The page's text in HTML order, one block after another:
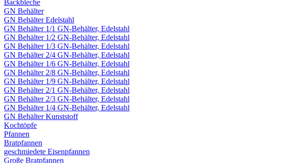
Backbleche
GN Behälter
GN Behälter Edelstahl
GN Behälter 1/1 GN-Behälter, Edelstahl
GN Behälter 1/2 GN-Behälter, Edelstahl
GN Behälter 1/3 GN-Behälter, Edelstahl
GN Behälter 2/4 GN-Behälter, Edelstahl
GN Behälter 1/6 GN-Behälter, Edelstahl
GN Behälter 2/8 GN-Behälter, Edelstahl
GN Behälter 1/9 GN-Behälter, Edelstahl
GN Behälter 2/1 GN-Behälter, Edelstahl
GN Behälter 2/3 GN-Behälter, Edelstahl
GN Behälter 1/4 GN-Behälter, Edelstahl
GN Behälter Kunststoff
Kochtöpfe
Pfannen
Bratpfannen
geschmiedete Eisenpfannen
Große Bratpfannen